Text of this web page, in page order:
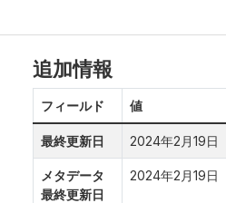
追加情報
フィールド 値
最終更新日 2024年2月19日
メタデータ
最終更新日
2024年2月19日